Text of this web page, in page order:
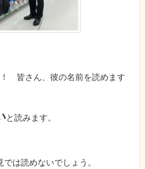
皆さん、彼の名前を読めます
と読みます。
は読めないでしょう。